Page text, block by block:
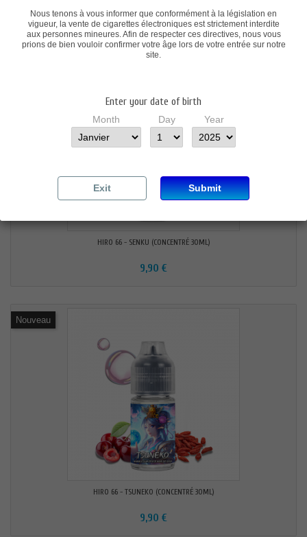
9,90 €
HIRO 66 - SENKU (CONCENTRÉ 30ML)
9,90 €
HIRO 66 - TSUNEKO (CONCENTRÉ 30ML)
9,90 €
Nouveau
Nous tenons à vous informer que conformément à la législation en
vigueur, la vente de cigarettes électroniques est strictement interdite
aux personnes mineures. Afin de respecter ces directives, nous vous
prions de bien vouloir confirmer votre âge lors de votre entrée sur notre
site.
Enter your date of birth
Month Day Year
Exit Submit